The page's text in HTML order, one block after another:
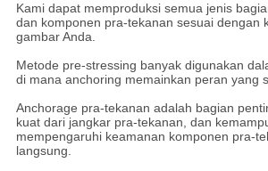
Kami dapat memproduksi semua jenis
dan komponen pra-tekanan sesuai dengan
gambar Anda.
Metode pre-stressing banyak digunakan
di mana anchoring memainkan peran yang
Anchorage pra-tekanan adalah bagian
kuat dari jangkar pra-tekanan, dan
mempengaruhi keamanan komponen pra-
langsung.